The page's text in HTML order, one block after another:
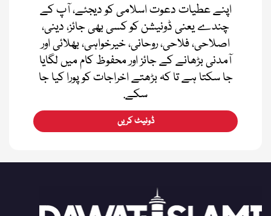
اپنے عطیات دعوت اسلامی کو دیجئے، آپ کے
چندے یعنی ڈونیشن کو کسی بھی جائز، دینی،
اصلاحی، فلاحی، روحانی، خیرخواہی، بھلائی اور
آمدنی بڑھانے کے جائز اور محفوظ کام میں لگایا
جا سکتا ہے تا کہ بڑھتے اخراجات کو پورا کیا جا
سکے.
ڈونیٹ کریں